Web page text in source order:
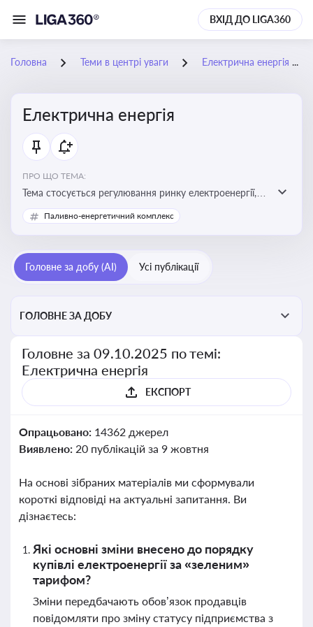
ВХІД ДО LIGA360
Головна Теми в центрі уваги Електрична енергія
Електрична енергія
ПРО ЩО ТЕМА:
Тема стосується регулювання ринку електроенергії,
включаючи її виробництво, постачання та фінансові
стимули для відновлюваної енергетики
Паливно-енергетичний комплекс
Головне за добу (AI) Усі публікації
ГОЛОВНЕ ЗА ДОБУ
Головне за 09.10.2025 по темі:
Електрична енергія
ЕКСПОРТ
Опрацьовано: 14362 джерел
Виявлено: 20 публікацій за 9 жовтня
На основі зібраних матеріалів ми сформували
короткі відповіді на актуальні запитання. Ви
дізнаєтесь:
Які основні зміни внесено до порядку
купівлі електроенергії за «зеленим»
тарифом?
Зміни передбачають обов’язок продавців
повідомляти про зміну статусу підприємства з